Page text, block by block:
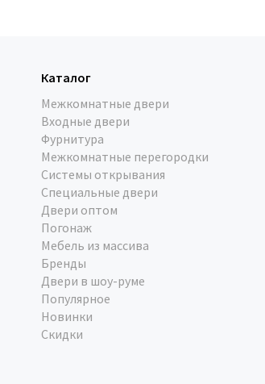
Каталог
Межкомнатные двери
Входные двери
Фурнитура
Межкомнатные перегородки
Системы открывания
Специальные двери
Двери оптом
Погонаж
Мебель из массива
Бренды
Двери в шоу-руме
Популярное
Новинки
Скидки